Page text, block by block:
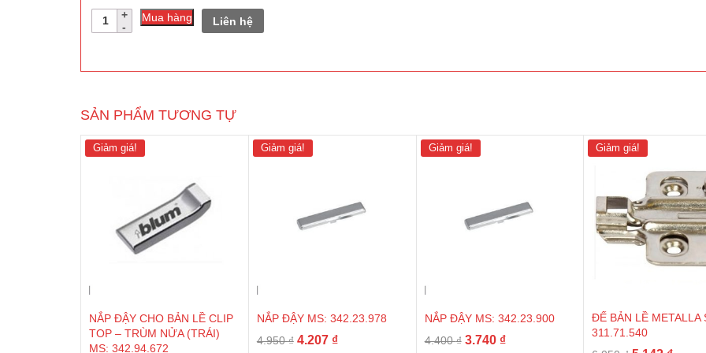
Số
lượng
Mua hàng Liên hệ
SẢN PHẨM TƯƠNG TỰ
Giảm giá!
NẮP ĐẬY CHO BẢN LỀ CLIP
TOP – TRÙM NỬA (TRÁI)
MS: 342.94.672
Giảm giá!
NẮP ĐẬY MS: 342.23.978
4.950₫ Giá
4.207 ₫Giá
Giảm giá!
NẮP ĐẬY MS: 342.23.900
4.400₫ Giá
3.740 ₫Giá
Giảm giá!
ĐẾ BẢN LỀ METALLA
311.71.540